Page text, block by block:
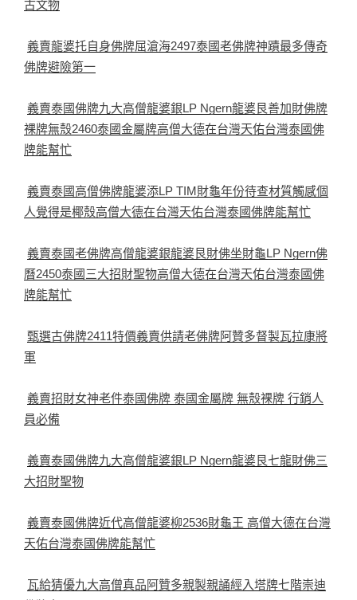
古文物
義賣龍婆托自身佛牌屈滄海2497泰國老佛牌神蹟最多傳奇
佛牌避險第一
義賣泰國佛牌九大高僧龍婆銀LP Ngern龍婆艮善加財佛牌
裸牌無殼2460泰國金屬牌高僧大德在台灣天佑台灣泰國佛
牌能幫忙
義賣泰國高僧佛牌龍婆添LP TIM財龜年份待查材質觸感個
人覺得是椰殼高僧大德在台灣天佑台灣泰國佛牌能幫忙
義賣泰國老佛牌高僧龍婆銀龍婆艮財佛坐財龜LP Ngern佛
曆2450泰國三大招財聖物高僧大德在台灣天佑台灣泰國佛
牌能幫忙
甄選古佛牌2411特價義賣供請老佛牌阿贊多督製瓦拉康將
軍
義賣招財女神老件泰國佛牌 泰國金屬牌 無殼裸牌 行銷人
員必備
義賣泰國佛牌九大高僧龍婆銀LP Ngern龍婆艮七龍財佛三
大招財聖物
義賣泰國佛牌近代高僧龍婆柳2536財龜王 高僧大德在台灣
天佑台灣泰國佛牌能幫忙
瓦給猜優九大高僧真品阿贊多親製親誦經入塔牌七階崇迪